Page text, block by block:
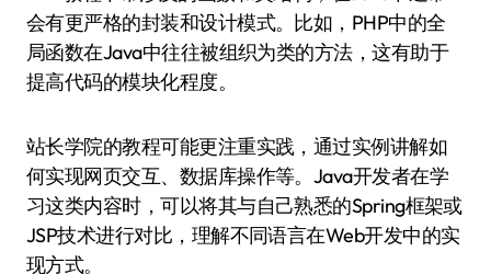
会有更严格的封装和设计模式。比如，PHP中的全
局函数在Java中往往被组织为类的方法，这有助于
提高代码的模块化程度。
站长学院的教程可能更注重实践，通过实例讲解如
何实现网页交互、数据库操作等。Java开发者在学
习这类内容时，可以将其与自己熟悉的Spring框架或
JSP技术进行对比，理解不同语言在Web开发中的实
现方式。